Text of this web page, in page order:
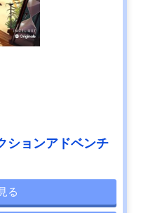
ションアドベンチ
る